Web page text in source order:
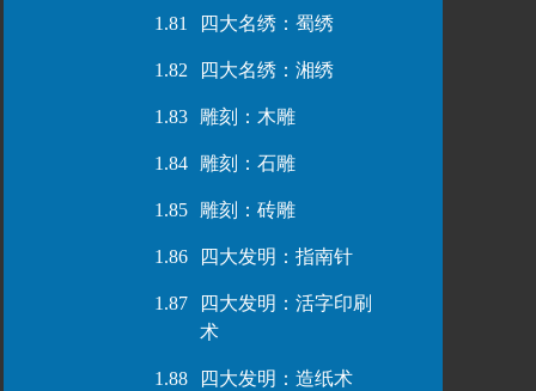
1.81 四大名绣：蜀绣
1.82 四大名绣：湘绣
1.83 雕刻：木雕
1.84 雕刻：石雕
1.85 雕刻：砖雕
1.86 四大发明：指南针
1.87
四大发明：活字印刷
术
1.88 四大发明：造纸术